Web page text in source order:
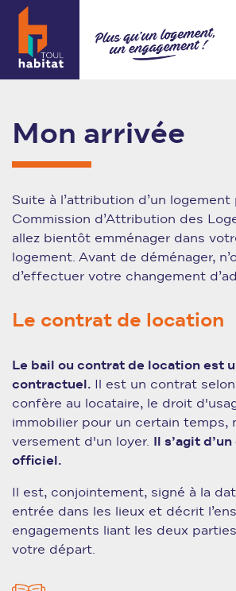
Mon arrivée
Suite à l’attribution d’un logement
Commission d’Attribution des
allez bientôt emménager dans
logement. Avant de déménager,
d’effectuer votre changement
Le contrat de location
Le bail ou contrat de location est
contractuel. Il est un contrat
confère au locataire, le droit
immobilier pour un certain temps,
versement d'un loyer. Il s’agit
officiel.
Il est, conjointement, signé à la
entrée dans les lieux et décrit
engagements liant les deux
votre départ.